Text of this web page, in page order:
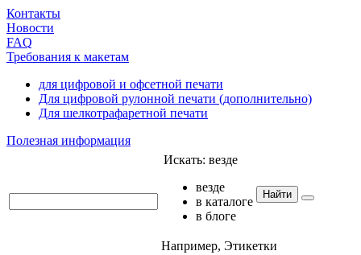
Контакты
Новости
FAQ
Требования к макетам
для цифровой и офсетной печати
Для цифровой рулонной печати (дополнительно)
Для шелкотрафаретной печати
Полезная информация
Искать: везде
везде
в каталоге
в блоге
Найти
Например, Этикетки